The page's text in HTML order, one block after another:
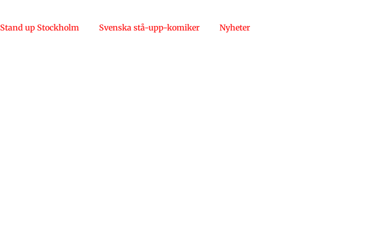
Stand up Stockholm Svenska stå-upp-komiker Nyheter